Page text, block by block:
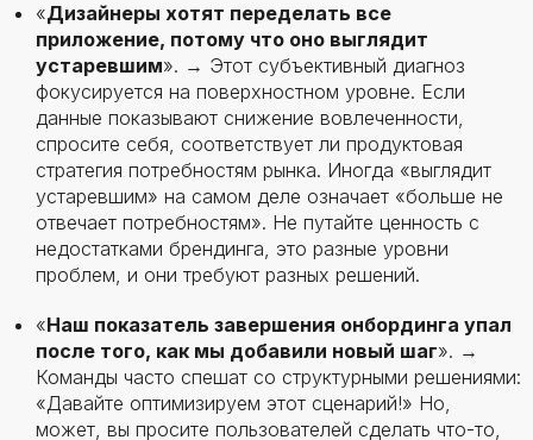
«Дизайнеры хотят переделать все
приложение, потому что оно выглядит
устаревшим». → Этот субъективный диагноз
фокусируется на поверхностном уровне. Если
данные показывают снижение вовлеченности,
спросите себя, соответствует ли продуктовая
стратегия потребностям рынка. Иногда «выглядит
устаревшим» на самом деле означает «больше не
отвечает потребностям». Не путайте ценность с
недостатками брендинга, это разные уровни
проблем, и они требуют разных решений.
«Наш показатель завершения онбординга упал
после того, как мы добавили новый шаг». →
Команды часто спешат со структурными решениями:
«Давайте оптимизируем этот сценарий!» Но,
может, вы просите пользователей сделать что-то,